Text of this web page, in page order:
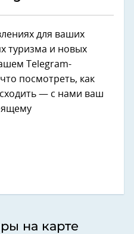
для ваших
туризма и новых
Telegram-
посмотреть, как
— с нами ваш
на карте